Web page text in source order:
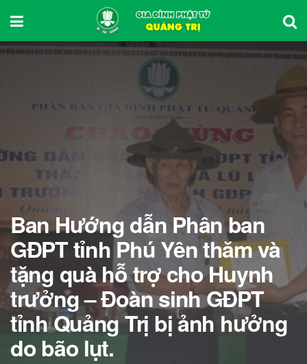
Ban Hướng dẫn Phân ban
GĐPT tỉnh Phú Yên thăm và
tặng quà hỗ trợ cho Huynh
trưởng – Đoàn sinh GĐPT
tỉnh Quảng Trị bị ảnh hưởng
do bão lụt.